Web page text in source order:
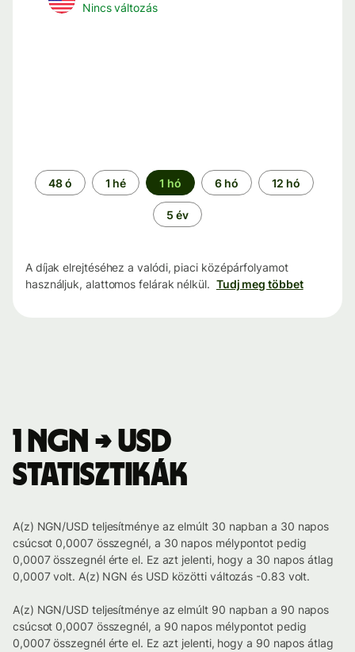
Nincs változás
Időszak
48 ó 1 hé 1 hó 6 hó 12 hó
5 év
A díjak elrejtéséhez a valódi, piaci középárfolyamot
használjuk, alattomos felárak nélkül. Tudj meg többet
1 NGN → USD
statisztikák
A(z) NGN/USD teljesítménye az elmúlt 30 napban a 30 napos
csúcsot 0,0007 összegnél, a 30 napos mélypontot pedig
0,0007 összegnél érte el. Ez azt jelenti, hogy a 30 napos átlag
0,0007 volt. A(z) NGN és USD közötti változás -0.83 volt.
A(z) NGN/USD teljesítménye az elmúlt 90 napban a 90 napos
csúcsot 0,0007 összegnél, a 90 napos mélypontot pedig
0,0007 összegnél érte el. Ez azt jelenti, hogy a 90 napos átlag